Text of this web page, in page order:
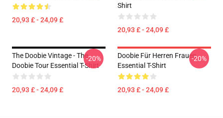
20,93 £ - 24,09 £
Shirt
20,93 £ - 24,09 £
The Doobie Vintage - The
Doobie Tour Essential T-Shirt
20,93 £ - 24,09 £
-20%
Doobie Für Herren Frauen
Essential T-Shirt
20,93 £ - 24,09 £
-20%